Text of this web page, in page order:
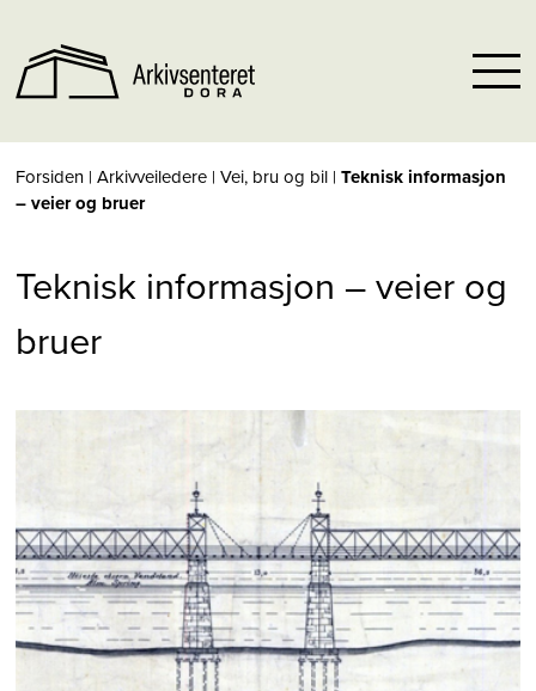
Forsiden |Arkivveiledere |Vei, bru og bil |Teknisk informasjon
– veier og bruer
Teknisk informasjon – veier og
bruer